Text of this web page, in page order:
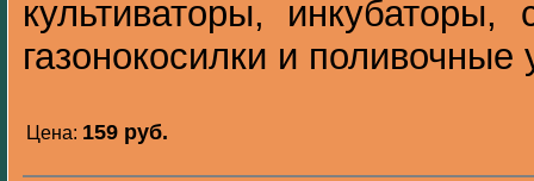
культиваторы, инкубаторы,
газонокосилки и поливочные
Цена: 159 pуб.